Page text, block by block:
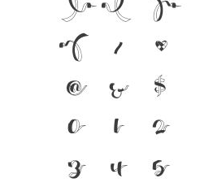
} /
#
@ & $
0
1
2
3 4 5